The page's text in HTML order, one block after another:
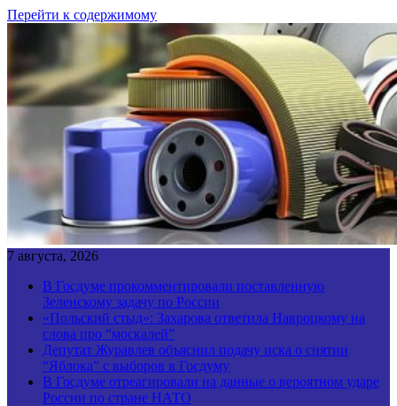
Перейти к содержимому
7 августа, 2026
В Госдуме прокомментировали поставленную
Зеленскому задачу по России
«Польский стыд»: Захарова ответила Навроцкому на
слова про “москалей”
Депутат Журавлев объяснил подачу иска о снятии
“Яблока” с выборов в Госдуму
В Госдуме отреагировали на данные о вероятном ударе
России по стране НАТО